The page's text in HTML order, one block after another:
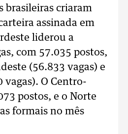
brasileiras criaram
assinada em
liderou a
com 57.035 postos,
(56.833 vagas) e
vagas). O Centro-
postos, e o Norte
formais no mês